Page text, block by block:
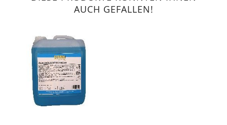
AUCH GEFALLEN!